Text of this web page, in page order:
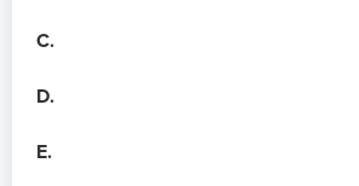
C.
D.
E.